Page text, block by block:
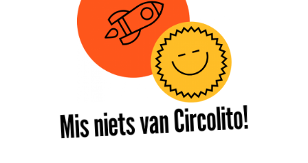
Mis niets van Circolito!